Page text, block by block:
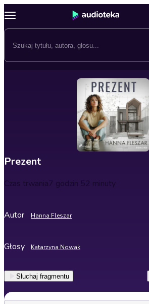
Prezent
Czas trwania7 godzin 52 minuty
Autor Hanna Fleszar
Głosy Katarzyna Nowak
Słuchaj fragmentu